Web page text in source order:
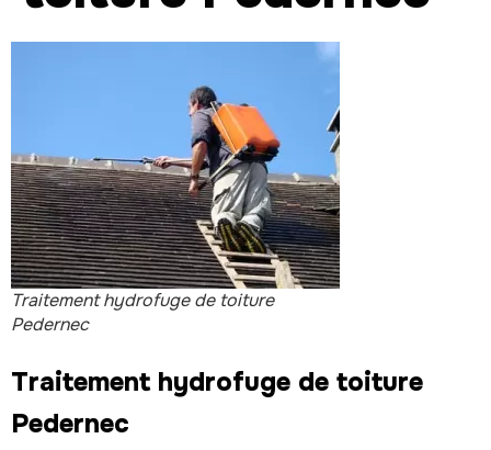
Traitement hydrofuge de toiture
Pedernec
Traitement hydrofuge de toiture
Pedernec